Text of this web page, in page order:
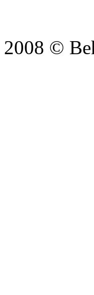
2008 ©